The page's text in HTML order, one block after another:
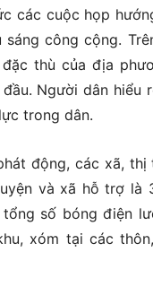
các cuộc họp
công cộng.
thù của địa
Người dân
trong dân.
động, các xã,
và xã hỗ trợ
số bóng điện
xóm tại các